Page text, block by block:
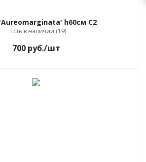
h60cм С2
Есть в наличии (19)
700руб./шт